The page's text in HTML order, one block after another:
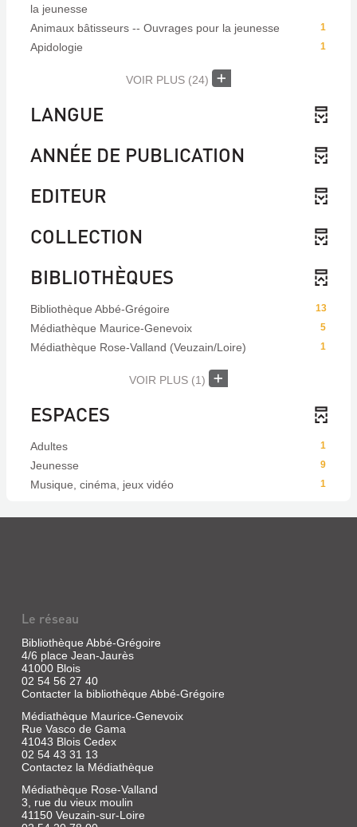
la jeunesse
1
Animaux bâtisseurs -- Ouvrages pour la jeunesse
1
Apidologie
VOIR PLUS (24)
LANGUE
ANNÉE DE PUBLICATION
EDITEUR
COLLECTION
BIBLIOTHÈQUES
13
Bibliothèque Abbé-Grégoire
5
Médiathèque Maurice-Genevoix
1
Médiathèque Rose-Valland (Veuzain/Loire)
VOIR PLUS (1)
ESPACES
1
Adultes
9
Jeunesse
1
Musique, cinéma, jeux vidéo
Le réseau
Bibliothèque Abbé-Grégoire
4/6 place Jean-Jaurès
41000 Blois
02 54 56 27 40
Contacter la bibliothèque Abbé-Grégoire
Médiathèque Maurice-Genevoix
Rue Vasco de Gama
41043 Blois Cedex
02 54 43 31 13
Contactez la Médiathèque
Médiathèque Rose-Valland
3, rue du vieux moulin
41150 Veuzain-sur-Loire